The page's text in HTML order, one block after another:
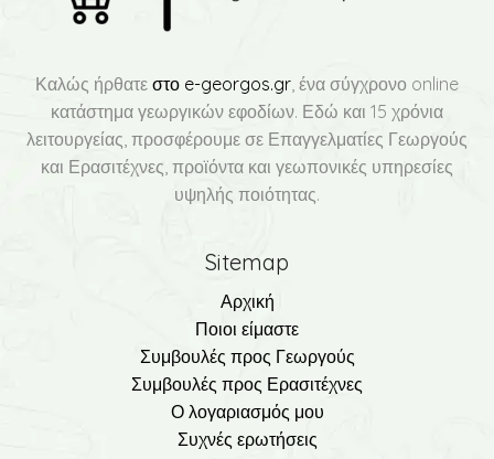
Καλώς ήρθατε στο e-georgos.gr, ένα σύγχρονο online
κατάστημα γεωργικών εφοδίων. Εδώ και 15 χρόνια
λειτουργείας, προσφέρουμε σε Επαγγελματίες Γεωργούς
και Ερασιτέχνες, προϊόντα και γεωπονικές υπηρεσίες
υψηλής ποιότητας.
Sitemap
Αρχική
Ποιοι είμαστε
Συμβουλές προς Γεωργούς
Συμβουλές προς Ερασιτέχνες
Ο λογαριασμός μου
Συχνές ερωτήσεις